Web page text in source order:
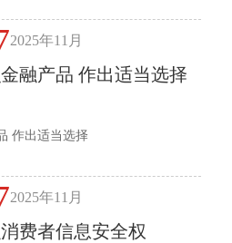
2025年11月
融产品 作出适当选择
作出适当选择
2025年11月
费者信息安全权